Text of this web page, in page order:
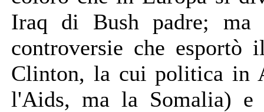
Iraq di Bush padre; ma
controversie che esportò
Clinton, la cui politica in
l'Aids, ma la Somalia)